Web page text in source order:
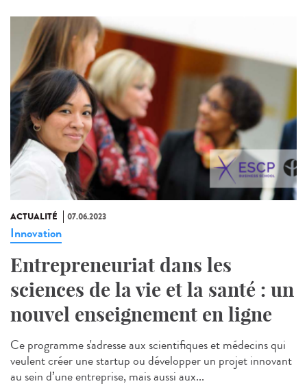
ACTUALITÉ 07.06.2023
Innovation
Entrepreneuriat dans les
sciences de la vie et la santé : un
nouvel enseignement en ligne
Ce programme s'adresse aux scientifiques et médecins qui
veulent créer une startup ou développer un projet innovant
au sein d’une entreprise, mais aussi aux...